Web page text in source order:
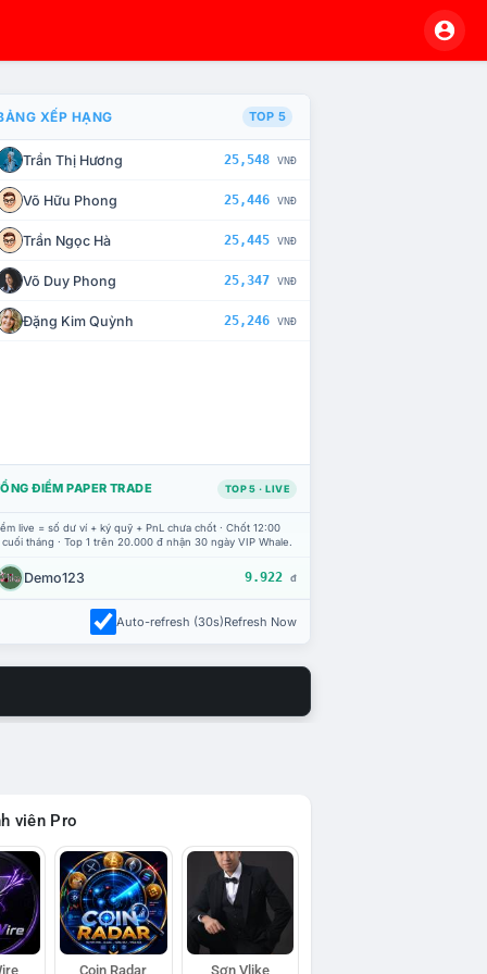
CHẾ TÀI XỬ LÝ VI PHẠM
XẾP HẠNG TOP 5
Trần Thị Hương 25,548 VNĐ
Võ Hữu Phong 25,446 VNĐ
Trần Ngọc Hà 25,445 VNĐ
Võ Duy Phong 25,347 VNĐ
Đặng Kim Quỳnh 25,246 VNĐ
ĐIỂM PAPER TRADE TOP 5 · LIVE
live = số dư ví + ký quỹ + PnL chưa chốt · Chốt 12:00
tháng · Top 1 trên 20.000 đ nhận 30 ngày VIP Whale.
Demo123 9.922 đ
Auto-refresh (30s)Refresh Now
viên Pro
Coin Radar Sơn Vlike